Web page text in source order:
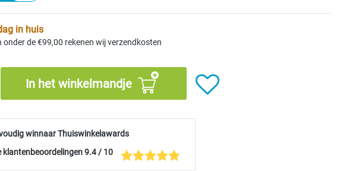
in huis
onder de €99,00 rekenen wij verzendkosten
In het winkelmandje
winnaar Thuiswinkelawards
klantenbeoordelingen 9.4 / 10